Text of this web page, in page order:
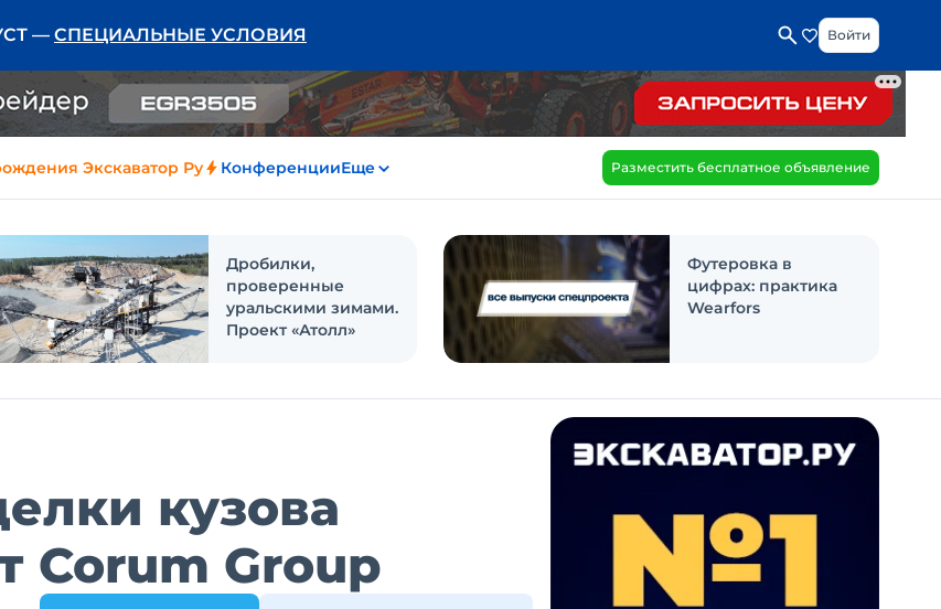
— СПЕЦИАЛЬНЫЕ УСЛОВИЯ Войти
Экскаватор Ру КонференцииЕще Разместить бесплатное объявление
Дробилки,
проверенные
уральскими зимами.
Проект «Атолл»
Футеровка в
цифрах: практика
Wearfors
кузова
Corum Group